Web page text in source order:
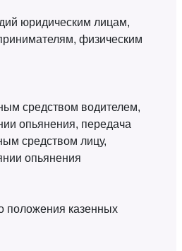
юридическим лицам,
физическим
средством водителем,
опьянения, передача
средством лицу,
опьянения
положения казенных